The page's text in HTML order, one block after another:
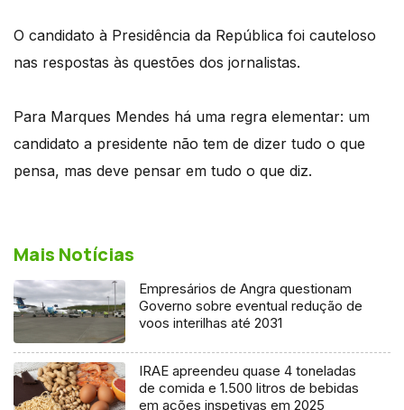
O candidato à Presidência da República foi cauteloso
nas respostas às questões dos jornalistas.
Para Marques Mendes há uma regra elementar: um
candidato a presidente não tem de dizer tudo o que
pensa, mas deve pensar em tudo o que diz.
Mais Notícias
Empresários de Angra questionam
Governo sobre eventual redução de
voos interilhas até 2031
IRAE apreendeu quase 4 toneladas
de comida e 1.500 litros de bebidas
em ações inspetivas em 2025